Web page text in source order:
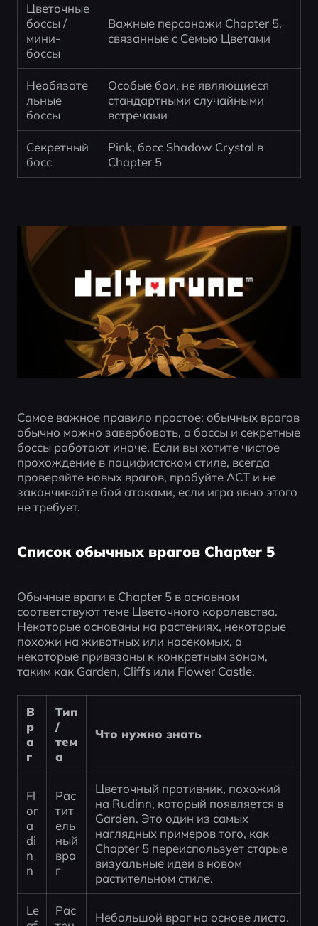
Цветочные
боссы /
мини-
боссы
Важные персонажи Chapter 5,
связанные с Семью Цветами
Необязате
льные
боссы
Особые бои, не являющиеся
стандартными случайными
встречами
Секретный
босс
Pink, босс Shadow Crystal в
Chapter 5
Самое важное правило простое: обычных врагов
обычно можно завербовать, а боссы и секретные
боссы работают иначе. Если вы хотите чистое
прохождение в пацифистском стиле, всегда
проверяйте новых врагов, пробуйте ACT и не
заканчивайте бой атаками, если игра явно этого
не требует.
Список обычных врагов Chapter 5
Обычные враги в Chapter 5 в основном
соответствуют теме Цветочного королевства.
Некоторые основаны на растениях, некоторые
похожи на животных или насекомых, а
некоторые привязаны к конкретным зонам,
таким как Garden, Cliffs или Flower Castle.
В
р
а
г
Тип
/
тем
а
Что нужно знать
Fl
or
a
di
n
n
Рас
тит
ель
ный
вра
г
Цветочный противник, похожий
на Rudinn, который появляется в
Garden. Это один из самых
наглядных примеров того, как
Chapter 5 переиспользует старые
визуальные идеи в новом
растительном стиле.
Le
Рас
Небольшой враг на основе листа.